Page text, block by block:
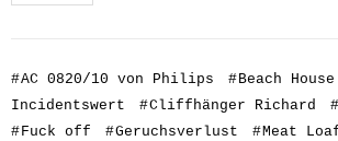
#AC 0820/10 von Philips #Beach House
Incidentswert
#Cliffhänger Richard #
#Fuck off #Geruchsverlust #Meat